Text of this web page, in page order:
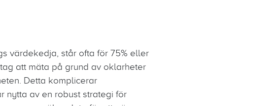
värdekedja, står ofta för 75% eller
att mäta på grund av oklarheter
Detta komplicerar
nytta av en robust strategi för